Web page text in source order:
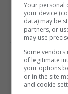
Laval, QC
Technologies
Laval, QC
Your personal
your device
data) may be
partners, or
may use
Some
of legitimate
your options
or in the site
and cookie